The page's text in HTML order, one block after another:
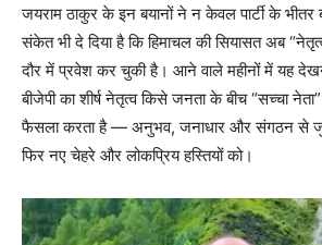
News Week
Magazine
जयराम ठाकुर के इन बयानों ने न केवल पार्टी के
संकेत भी दे दिया है कि हिमाचल की सियासत अब
दौर में प्रवेश कर चुकी है। आने वाले महीनों में यह
बीजेपी का शीर्ष नेतृत्व किसे जनता के बीच “सच्चा
फैसला करता है — अनुभव, जनाधार और संगठन से
फिर नए चेहरे और लोकप्रिय हस्तियों को।